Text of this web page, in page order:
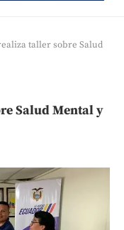
taller sobre Salud
Salud Mental y